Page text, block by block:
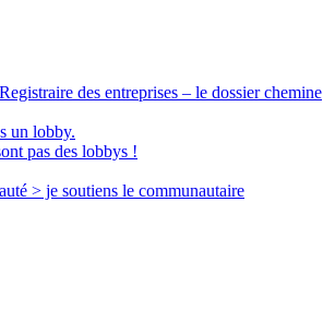
des entreprises – le dossier chemine
un lobby.
pas des lobbys !
> je soutiens le communautaire